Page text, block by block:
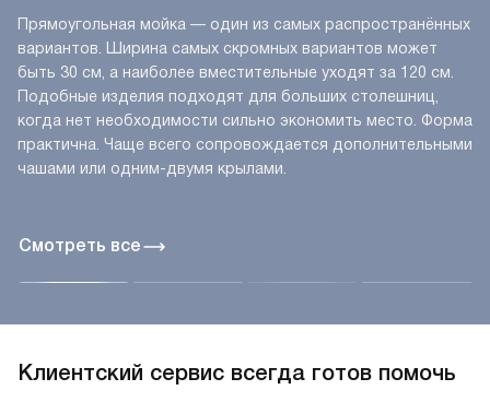
Смотреть все
Прямоугольная мойка — один из самых распространённых
вариантов. Ширина самых скромных вариантов может
быть 30 см, а наиболее вместительные уходят за 120 см.
Подобные изделия подходят для больших столешниц,
когда нет необходимости сильно экономить место. Форма
практична. Чаще всего сопровождается дополнительными
чашами или одним-двумя крылами.
Клиентский сервис всегда готов помочь